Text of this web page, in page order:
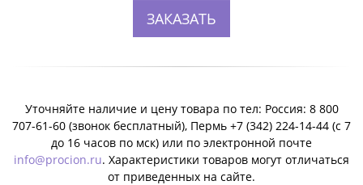
ЗАКАЗАТЬ
Уточняйте наличие и цену товара по тел: Россия: 8 800
707-61-60 (звонок бесплатный), Пермь +7 (342) 224-14-44 (c 7
до 16 часов по мск) или по электронной почте
info@procion.ru. Характеристики товаров могут отличаться
от приведенных на сайте.